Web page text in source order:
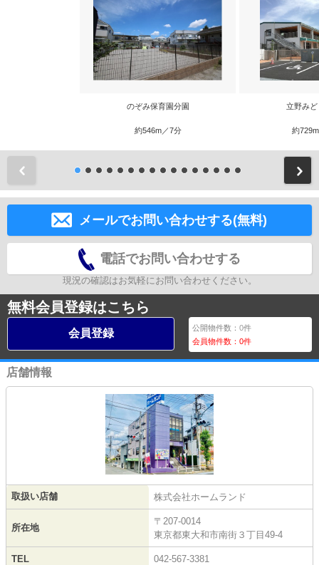
のぞみ保育園分園
約546m／7分
立野み
約
メールでお問い合わせする(無料)
電話でお問い合わせする
現況の確認はお気軽にお問い合わせください。
無料会員登録はこちら
会員登録 公開物件数：0件
会員物件数：0件
店舗情報
取扱い店舗 株式会社ホームランド
所在地
〒207-0014
東京都東大和市南街３丁目49-4
TEL 042-567-3381